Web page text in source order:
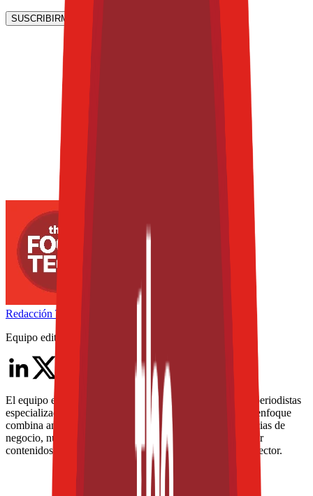
SUSCRIBIRME AHORA
Redacción THE FOOD TECH
Equipo editorial de contenidos
El equipo editorial de The Food Tech está integrado por periodistas
especializados en la industria de alimentos y bebidas. Su enfoque
combina análisis técnico, innovación tecnológica, tendencias de
negocio, nutrición, normatividad y packaging, para ofrecer
contenidos de alto valor dirigidos a los profesionales del sector.